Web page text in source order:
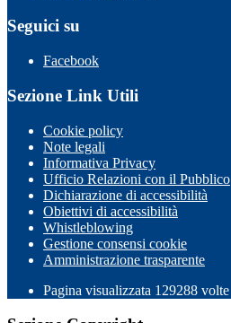
Seguici su
Facebook
Sezione Link Utili
Cookie policy
Note legali
Informativa Privacy
Ufficio Relazioni con il Pubblico
Dichiarazione di accessibilità
Obiettivi di accessibilità
Whistleblowing
Gestione consensi cookie
Amministrazione trasparente
Pagina visualizzata 129288 volte